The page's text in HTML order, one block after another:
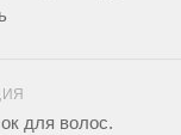
для волос.